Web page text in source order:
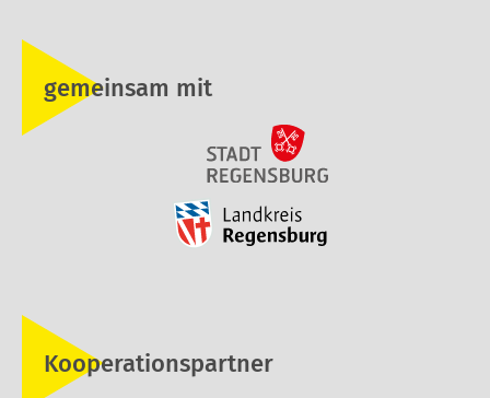
gemeinsam mit
Kooperationspartner